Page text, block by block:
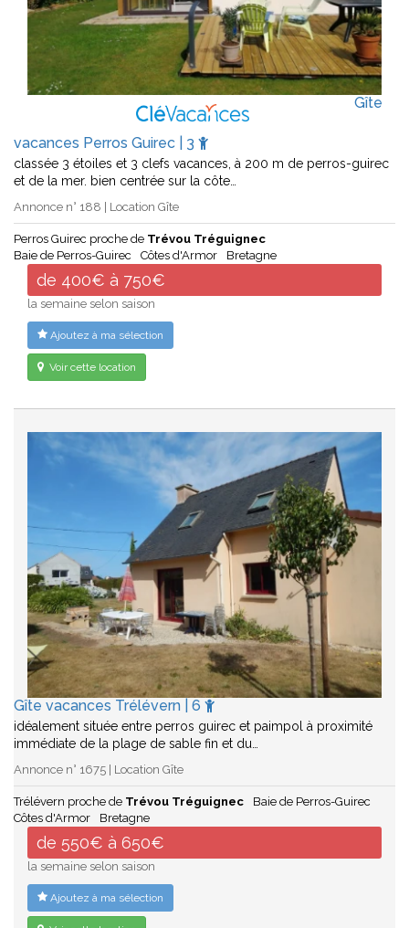
Gîte
vacances Perros Guirec | 3
classée 3 étoiles et 3 clefs vacances, à 200 m de perros-guirec
et de la mer. bien centrée sur la côte…
Annonce n° 188 | Location Gîte
Perros Guirec proche de Trévou Tréguignec
Baie de Perros-Guirec
Côtes d'Armor Bretagne
de 400€ à 750€
la semaine selon saison
Ajoutez à ma sélection
Voir cette location
Gîte vacances Trélévern | 6
idéalement située entre perros guirec et paimpol à proximité
immédiate de la plage de sable fin et du…
Annonce n° 1675 | Location Gîte
Trélévern proche de Trévou Tréguignec
Baie de Perros-Guirec
Côtes d'Armor
Bretagne
de 550€ à 650€
la semaine selon saison
Ajoutez à ma sélection